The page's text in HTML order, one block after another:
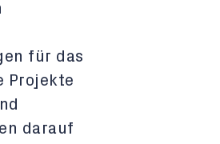
für das
Projekte
darauf